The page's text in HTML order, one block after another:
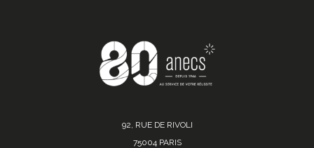
92, RUE DE RIVOLI
75004 PARIS